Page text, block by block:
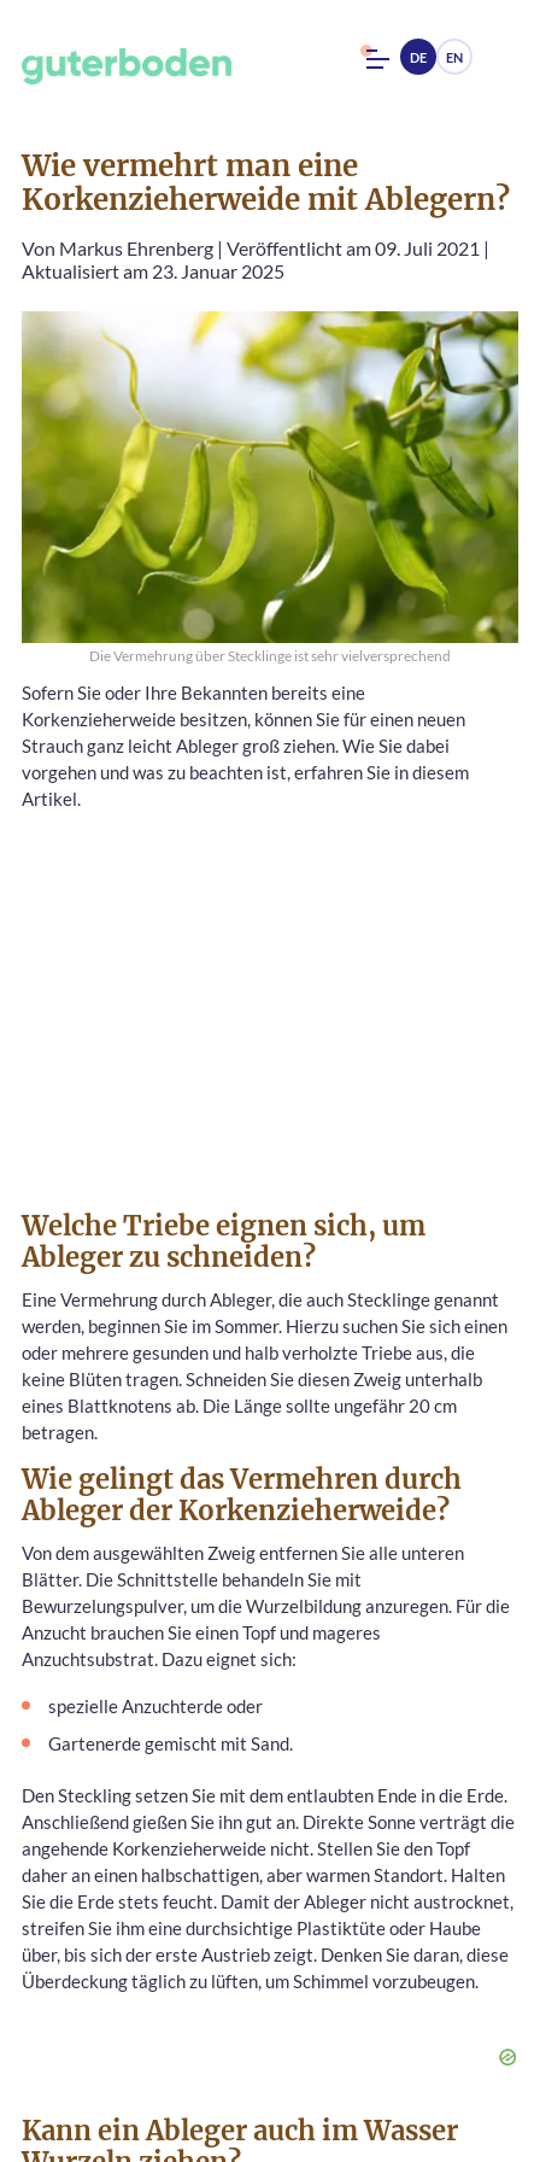
DE EN
Wie vermehrt man eine
Korkenzieherweide mit Ablegern?
Von Markus Ehrenberg | Veröffentlicht am 09. Juli 2021 |
Aktualisiert am 23. Januar 2025
Die Vermehrung über Stecklinge ist sehr vielversprechend
Sofern Sie oder Ihre Bekannten bereits eine
Korkenzieherweide besitzen, können Sie für einen neuen
Strauch ganz leicht Ableger groß ziehen. Wie Sie dabei
vorgehen und was zu beachten ist, erfahren Sie in diesem
Artikel.
Welche Triebe eignen sich, um
Ableger zu schneiden?
Eine Vermehrung durch Ableger, die auch Stecklinge genannt
werden, beginnen Sie im Sommer. Hierzu suchen Sie sich einen
oder mehrere gesunden und halb verholzte Triebe aus, die
keine Blüten tragen. Schneiden Sie diesen Zweig unterhalb
eines Blattknotens ab. Die Länge sollte ungefähr 20 cm
betragen.
Wie gelingt das Vermehren durch
Ableger der Korkenzieherweide?
Von dem ausgewählten Zweig entfernen Sie alle unteren
Blätter. Die Schnittstelle behandeln Sie mit
Bewurzelungspulver, um die Wurzelbildung anzuregen. Für die
Anzucht brauchen Sie einen Topf und mageres
Anzuchtsubstrat. Dazu eignet sich:
spezielle Anzuchterde oder
Gartenerde gemischt mit Sand.
Den Steckling setzen Sie mit dem entlaubten Ende in die Erde.
Anschließend gießen Sie ihn gut an. Direkte Sonne verträgt die
angehende Korkenzieherweide nicht. Stellen Sie den Topf
daher an einen halbschattigen, aber warmen Standort. Halten
Sie die Erde stets feucht. Damit der Ableger nicht austrocknet,
streifen Sie ihm eine durchsichtige Plastiktüte oder Haube
über, bis sich der erste Austrieb zeigt. Denken Sie daran, diese
Überdeckung täglich zu lüften, um Schimmel vorzubeugen.
Kann ein Ableger auch im Wasser